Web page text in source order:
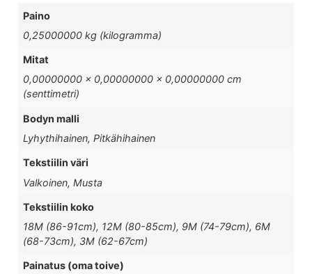
Paino
0,25000000 kg (kilogramma)
Mitat
0,00000000 × 0,00000000 × 0,00000000 cm
(senttimetri)
Bodyn malli
Lyhythihainen, Pitkähihainen
Tekstiilin väri
Valkoinen, Musta
Tekstiilin koko
18M (86-91cm), 12M (80-85cm), 9M (74-79cm), 6M
(68-73cm), 3M (62-67cm)
Painatus (oma toive)